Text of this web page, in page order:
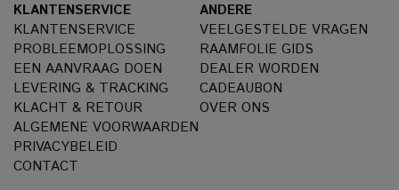
KLANTENSERVICE
KLANTENSERVICE
PROBLEEMOPLOSSING
EEN AANVRAAG DOEN
LEVERING & TRACKING
KLACHT & RETOUR
ALGEMENE VOORWAARDEN
PRIVACYBELEID
CONTACT
ANDERE
VEELGESTELDE VRAGEN
RAAMFOLIE GIDS
DEALER WORDEN
CADEAUBON
OVER ONS